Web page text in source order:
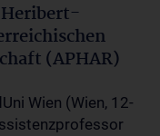
(APHAR)
Wien (Wien, 12-